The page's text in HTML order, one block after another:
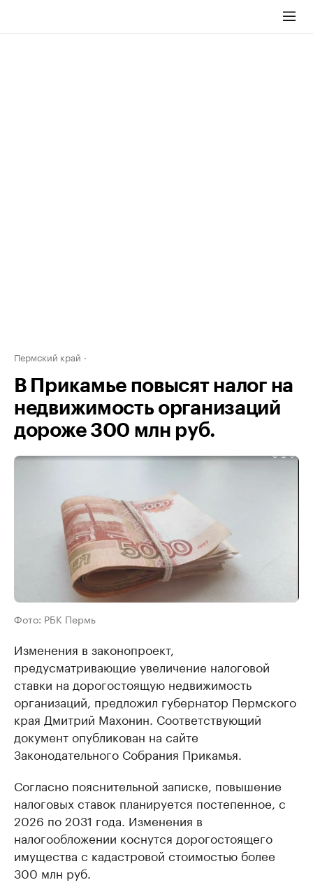
Пермский край
В Прикамье повысят налог на
недвижимость организаций
дороже 300 млн руб.
Фото: РБК Пермь
Изменения в законопроект,
предусматривающие увеличение налоговой
ставки на дорогостоящую недвижимость
организаций, предложил губернатор Пермского
края Дмитрий Махонин. Соответствующий
документ опубликован на сайте
Законодательного Собрания Прикамья.
Согласно пояснительной записке, повышение
налоговых ставок планируется постепенное, с
2026 по 2031 года. Изменения в
налогообложении коснутся дорогостоящего
имущества c кaдacтpoвoй стоимостью более
300 млн руб.